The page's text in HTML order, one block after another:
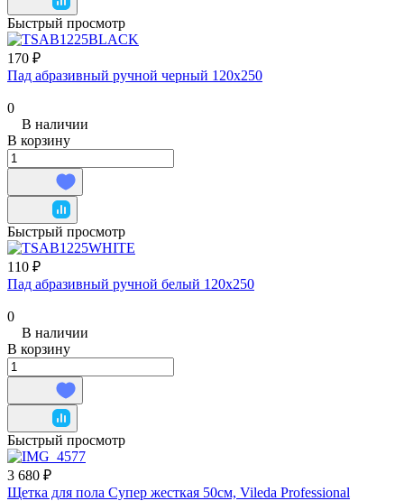
Быстрый просмотр
170 ₽
Пад абразивный ручной черный 120х250
0
В наличии
В корзину
Быстрый просмотр
110 ₽
Пад абразивный ручной белый 120х250
0
В наличии
В корзину
Быстрый просмотр
3 680 ₽
Щетка для пола Супер жесткая 50см, Vileda Professional